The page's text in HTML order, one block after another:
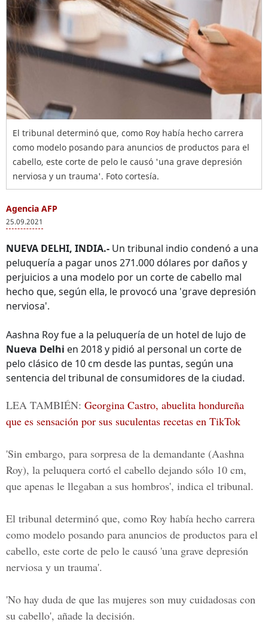
El tribunal determinó que, como Roy había hecho carrera
como modelo posando para anuncios de productos para el
cabello, este corte de pelo le causó 'una grave depresión
nerviosa y un trauma'. Foto cortesía.
Agencia AFP
25.09.2021
NUEVA DELHI, INDIA.- Un tribunal indio condenó a una
peluquería a pagar unos 271.000 dólares por daños y
perjuicios a una modelo por un corte de cabello mal
hecho que, según ella, le provocó una 'grave depresión
nerviosa'.
Aashna Roy fue a la peluquería de un hotel de lujo de
Nueva Delhi en 2018 y pidió al personal un corte de
pelo clásico de 10 cm desde las puntas, según una
sentencia del tribunal de consumidores de la ciudad.
LEA TAMBIÉN: Georgina Castro, abuelita hondureña
que es sensación por sus suculentas recetas en TikTok
'Sin embargo, para sorpresa de la demandante (Aashna
Roy), la peluquera cortó el cabello dejando sólo 10 cm,
que apenas le llegaban a sus hombros', indica el tribunal.
El tribunal determinó que, como Roy había hecho carrera
como modelo posando para anuncios de productos para el
cabello, este corte de pelo le causó 'una grave depresión
nerviosa y un trauma'.
'No hay duda de que las mujeres son muy cuidadosas con
su cabello', añade la decisión.